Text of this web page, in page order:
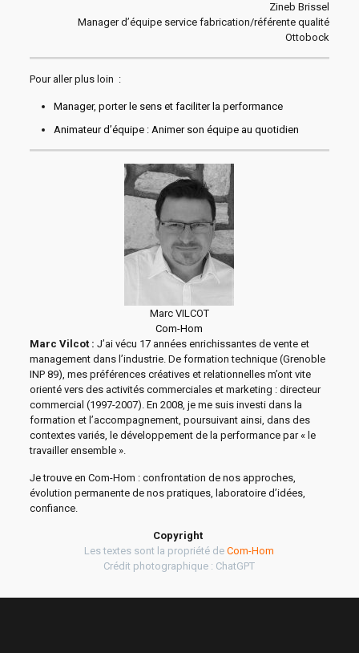
Zineb Brissel
Manager d’équipe service fabrication/référente qualité
Ottobock
Pour aller plus loin :
Manager, porter le sens et faciliter la performance
Animateur d’équipe : Animer son équipe au quotidien
Marc VILCOT
Com-Hom
Marc Vilcot : J’ai vécu 17 années enrichissantes de vente et
management dans l’industrie. De formation technique (Grenoble
INP 89), mes préférences créatives et relationnelles m’ont vite
orienté vers des activités commerciales et marketing : directeur
commercial (1997-2007). En 2008, je me suis investi dans la
formation et l’accompagnement, poursuivant ainsi, dans des
contextes variés, le développement de la performance par « le
travailler ensemble ».
Je trouve en Com-Hom : confrontation de nos approches,
évolution permanente de nos pratiques, laboratoire d’idées,
confiance.
Copyright
Les textes sont la propriété de Com-Hom
Crédit photographique : ChatGPT